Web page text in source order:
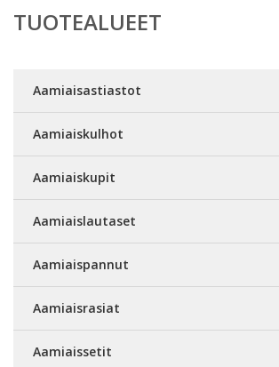
TUOTEALUEET
Aamiaisastiastot
Aamiaiskulhot
Aamiaiskupit
Aamiaislautaset
Aamiaispannut
Aamiaisrasiat
Aamiaissetit